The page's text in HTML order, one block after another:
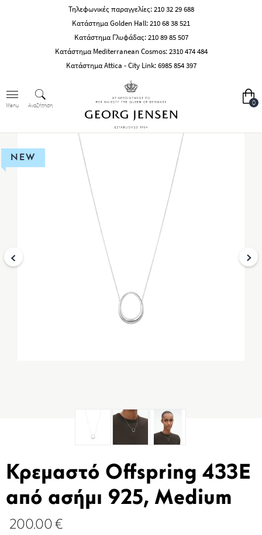
Τηλεφωνικές παραγγελίες:210 32 29 688
Κατάστημα Golden Hall:210 68 38 521
Κατάστημα Γλυφάδας:210 89 85 507
Κατάστημα Mediterranean Cosmos:2310 474 484
Κατάστημα Attica - City Link:6985 854 397
Menu Αναζήτηση 0
NEW
Κρεμαστό Offspring 433Ε
από ασήμι 925, Medium
200.00 €